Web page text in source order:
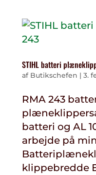
STIHL batteri
af Butikschefen | 3.
RMA 243
batteri og AL
arbejde på
klippebredde